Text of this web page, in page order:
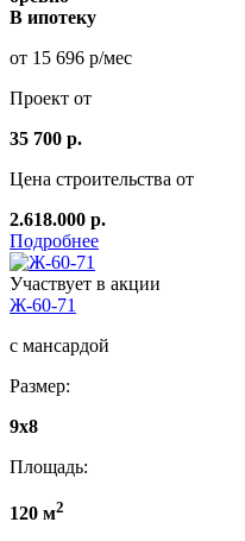
В ипотеку
от 15 696 р/мес
Проект от
35 700 р.
Цена строительства от
2.618.000 р.
Подробнее
Участвует в акции
Ж-60-71
с мансардой
Размер:
9x8
Площадь:
120 м2